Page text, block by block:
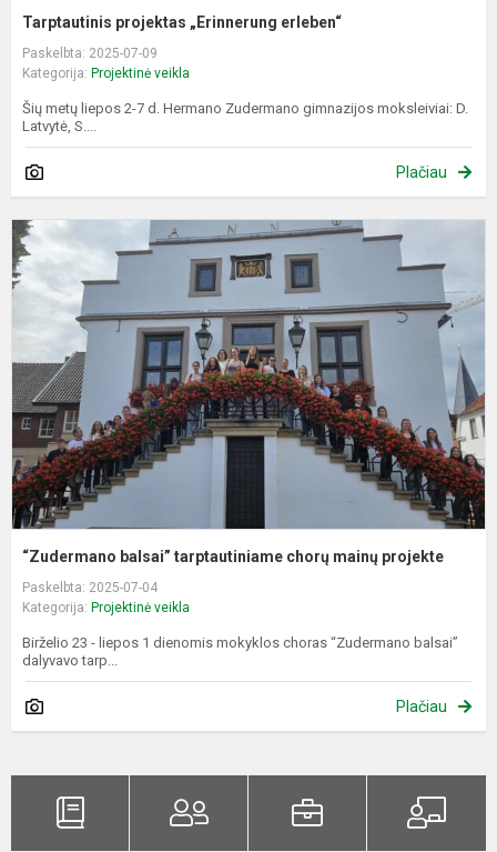
Tarptautinis projektas „Erinnerung erleben“
Paskelbta: 2025-07-09
Kategorija: Projektinė veikla
Šių metų liepos 2-7 d. Hermano Zudermano gimnazijos moksleiviai: D.
Latvytė, S....
Plačiau
“Zudermano balsai” tarptautiniame chorų mainų projekte
Paskelbta: 2025-07-04
Kategorija: Projektinė veikla
Birželio 23 - liepos 1 dienomis mokyklos choras “Zudermano balsai”
dalyvavo tarp...
Plačiau